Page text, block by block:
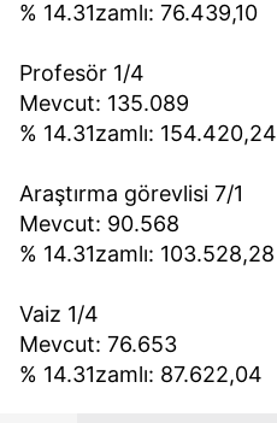
% 14.31zamlı: 76.439,10
Profesör 1/4
Mevcut: 135.089
% 14.31zamlı: 154.420,24
Araştırma görevlisi 7/1
Mevcut: 90.568
% 14.31zamlı: 103.528,28
Vaiz 1/4
Mevcut: 76.653
% 14.31zamlı: 87.622,04